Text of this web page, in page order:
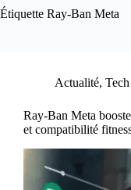
Étiquette Ray-Ban Meta
Actualité, Tech
Ray-Ban Meta
et compatibilité